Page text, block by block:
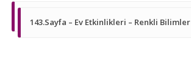
143.Sayfa – Ev Etkinlikleri – Renkli Bilimler